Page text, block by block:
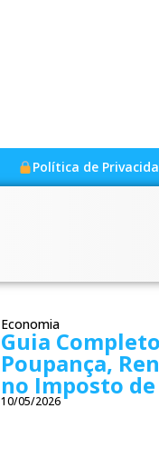
Política de
Economia
Guia
Poupança,
no Imposto de
10/05/2026